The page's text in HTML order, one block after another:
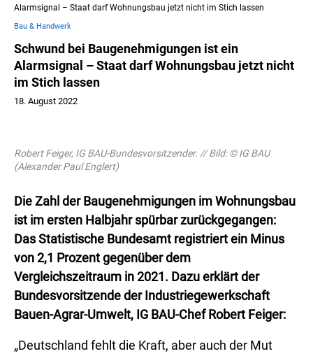
Alarmsignal – Staat darf Wohnungsbau jetzt nicht im Stich lassen
Bau & Handwerk
Schwund bei Baugenehmigungen ist ein
Alarmsignal – Staat darf Wohnungsbau jetzt nicht
im Stich lassen
18. August 2022
Robert Feiger, IG BAU-Bundesvorsitzender. // Bild: © IG BAU
(Alexander Paul Englert)
Die Zahl der Baugenehmigungen im Wohnungsbau
ist im ersten Halbjahr spürbar zurückgegangen:
Das Statistische Bundesamt registriert ein Minus
von 2,1 Prozent gegenüber dem
Vergleichszeitraum in 2021. Dazu erklärt der
Bundesvorsitzende der Industriegewerkschaft
Bauen-Agrar-Umwelt, IG BAU-Chef Robert Feiger:
„Deutschland fehlt die Kraft, aber auch der Mut